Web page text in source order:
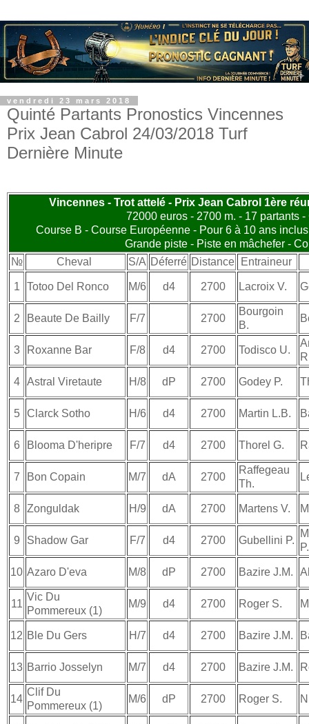
vendredi 23 mars 2018
Quinté Partants Pronostics Vincennes
Prix Jean Cabrol 24/03/2018 Turf
Dernière Minute
Vincennes - Trot attelé - Prix Jean Cabrol 1ère
72000 euros - 2700 m. - 17 partants -
Course B - Course Européenne - Pour 6 à 10 ans
Grande piste - Piste en mâchefer -
№
Cheval S/A Déferré Distance Entraineur
1 Totoo Del Ronco M/6 d4 2700 Lacroix V.
2 Beaute De Bailly F/7 2700
Bourgoin
B.
3 Roxanne Bar F/8 d4 2700 Todisco U.
4 Astral Viretaute H/8 dP 2700 Godey P.
5 Clarck Sotho H/6 d4 2700 Martin L.B.
6 Blooma D'heripre F/7 d4 2700 Thorel G.
7 Bon Copain M/7 dA 2700
Raffegeau
Th.
8 Zonguldak H/9 dA 2700 Martens V.
9 Shadow Gar F/7 d4 2700 Gubellini P.
P.
10 Azaro D'eva M/8 dP 2700 Bazire J.M.
11
Vic Du
Pommereux (1)
M/9 d4 2700 Roger S.
12 Ble Du Gers H/7 d4 2700 Bazire J.M.
13 Barrio Josselyn M/7 d4 2700 Bazire J.M.
14
Clif Du
Pommereux (1)
M/6 dP 2700 Roger S.